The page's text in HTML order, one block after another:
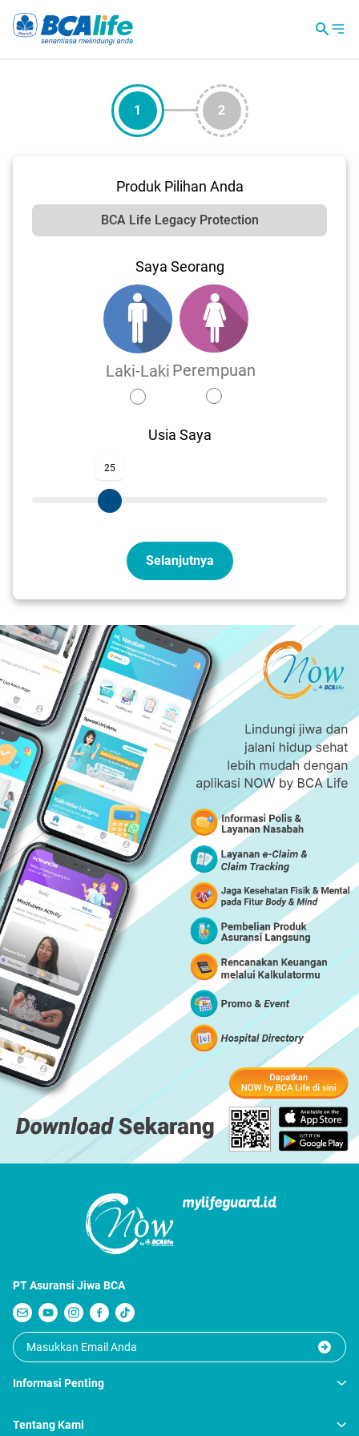
1 2
Produk Pilihan Anda
Saya Seorang
Laki-Laki Perempuan
Usia Saya
25
Selanjutnya
PT Asuransi Jiwa BCA
Informasi Penting
Tentang Kami